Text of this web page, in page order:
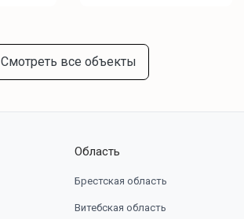
Смотреть все объекты
Область
Брестская область
Витебская область